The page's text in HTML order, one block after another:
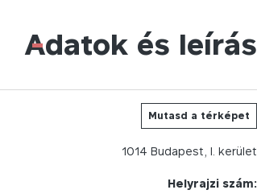
Adatok és leírás
-
Mutasd a térképet
1014 Budapest, I. kerület
Helyrajzi szám: